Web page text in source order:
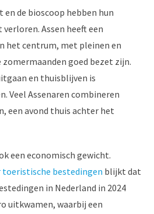
de bioscoop hebben hun
Assen heeft een
het centrum, met pleinen en
zomermaanden goed bezet zijn.
en thuisblijven is
Veel Assenaren combineren
een avond thuis achter het
een economisch gewicht.
toeristische bestedingen blijkt dat
in Nederland in 2024
uitkwamen, waarbij een